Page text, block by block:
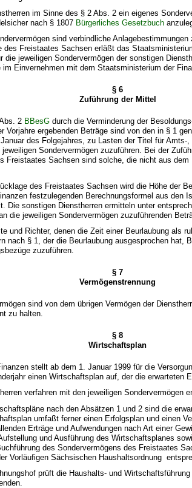
im Sinne des § 2 Abs. 2 ein eigenes
nach § 1807 Bürgerliches Gesetzbuch
sind verbindliche
des Freistaates Sachsen erläßt das
die jeweiligen Sondervermögen der sonstigen
im Einvernehmen mit dem Staatsministerium der
§ 6
Zuführung der Mittel
2 BBesG durch die Verminderung der
Vorjahre ergebenden Beträge sind von den in § 1
des Folgejahres, zu Lasten der Titel für Amts-,
Sondervermögen zuzuführen. Bei der
Freistaates Sachsen sind solche, die nicht aus dem
des Freistaates Sachsen wird die Höhe der
festzulegenden Berechnungsformel aus den
Die sonstigen Dienstherren ermitteln unter
die jeweiligen Sondervermögen zuzuführenden
und Richter, denen die Zeit einer Beurlaubung als
nach § 1, der die Beurlaubung ausgesprochen hat,
zuzuführen.
§ 7
Vermögenstrennung
sind von dem übrigen Vermögen der
zu halten.
§ 8
Wirtschaftsplan
stellt ab dem 1. Januar 1999 für die
einen Wirtschaftsplan auf, der die erwarteten
verfahren mit den jeweiligen Sondervermögen
nach den Absätzen 1 und 2 sind die
umfaßt ferner einen Erfolgsplan und einen
Erträge und Aufwendungen nach Art einer
und Ausführung des Wirtschaftsplanes
des Sondervermögens des Freistaates
Vorläufigen Sächsischen Haushaltsordnung
prüft die Haushalts- und